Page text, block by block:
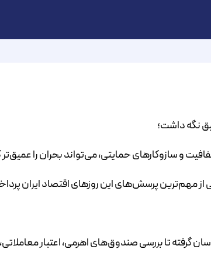
نگه داشت؛
و سازوکارهای حمایتی، می‌تواند بحران را عمیق‌تر
از مهم‌ترین پرسش‌های این روزهای اقتصاد ایران
گرفته تا بررسی صندوق‌های اهرمی، اعتبار